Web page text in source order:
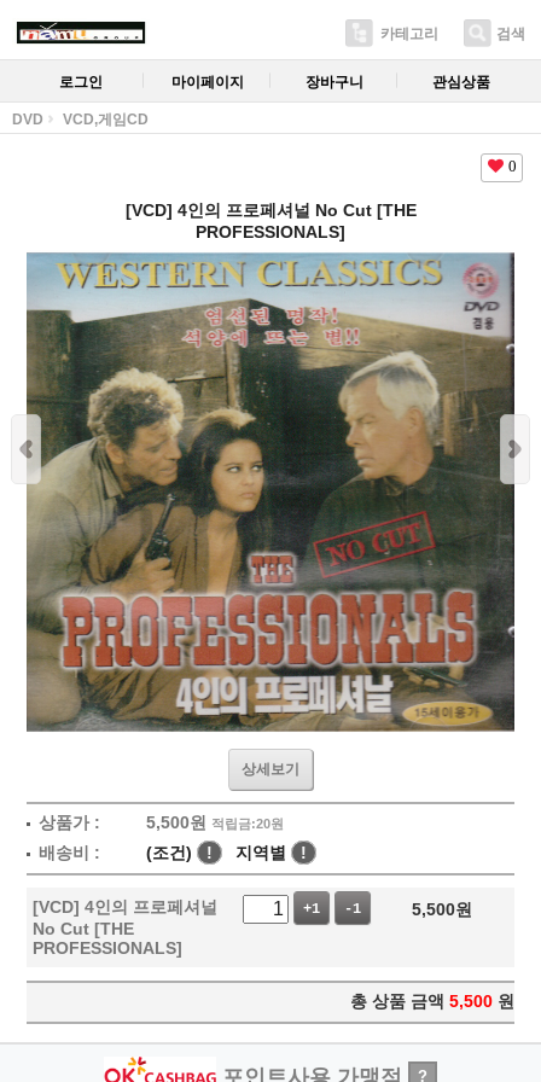
카테고리 검색
로그인 마이페이지 장바구니 관심상품
DVD VCD,게임CD
0
[VCD] 4인의 프로페셔널 No Cut [THE
PROFESSIONALS]
상세보기
상품가 : 5,500원 적립금:20원
배송비 : (조건) ! 지역별 !
[VCD] 4인의 프로페셔널
No Cut [THE
PROFESSIONALS]
+1 -1 5,500원
총 상품 금액 5,500 원
포인트사용 가맹점 ?